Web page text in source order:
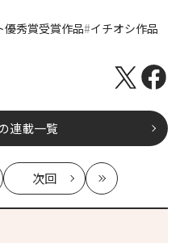
優秀賞受賞作品 イチオシ作品
連載一覧
次回
記
最
新